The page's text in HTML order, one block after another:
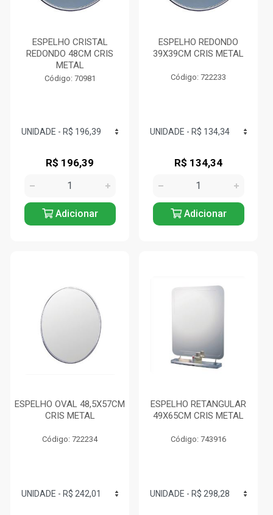
ESPELHO CRISTAL
REDONDO 48CM CRIS
METAL
Código: 70981
R$ 196,39
Adicionar
ESPELHO REDONDO
39X39CM CRIS METAL
Código: 722233
R$ 134,34
Adicionar
ESPELHO OVAL 48,5X57CM
CRIS METAL
Código: 722234
ESPELHO RETANGULAR
49X65CM CRIS METAL
Código: 743916